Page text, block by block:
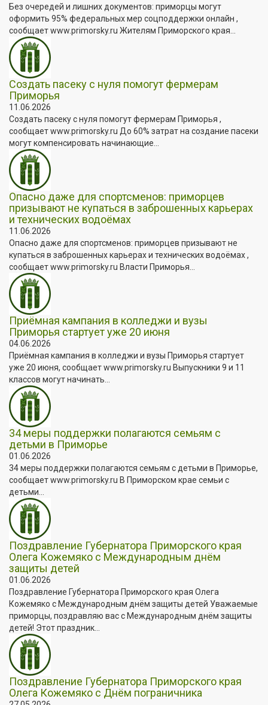
Без очередей и лишних документов: приморцы могут
оформить 95% федеральных мер соцподдержки онлайн ,
сообщает www.primorsky.ru Жителям Приморского края...
Создать пасеку с нуля помогут фермерам
Приморья
11.06.2026
Создать пасеку с нуля помогут фермерам Приморья ,
сообщает www.primorsky.ru До 60% затрат на создание пасеки
могут компенсировать начинающие...
Опасно даже для спортсменов: приморцев
призывают не купаться в заброшенных карьерах
и технических водоёмах
11.06.2026
Опасно даже для спортсменов: приморцев призывают не
купаться в заброшенных карьерах и технических водоёмах ,
сообщает www.primorsky.ru Власти Приморья...
Приёмная кампания в колледжи и вузы
Приморья стартует уже 20 июня
04.06.2026
Приёмная кампания в колледжи и вузы Приморья стартует
уже 20 июня, сообщает www.primorsky.ru Выпускники 9 и 11
классов могут начинать...
34 меры поддержки полагаются семьям с
детьми в Приморье
01.06.2026
34 меры поддержки полагаются семьям с детьми в Приморье,
сообщает www.primorsky.ru В Приморском крае семьи с
детьми...
Поздравление Губернатора Приморского края
Олега Кожемяко с Международным днём
защиты детей
01.06.2026
Поздравление Губернатора Приморского края Олега
Кожемяко с Международным днём защиты детей Уважаемые
приморцы, поздравляю вас с Международным днём защиты
детей! Этот праздник...
Поздравление Губернатора Приморского края
Олега Кожемяко с Днём пограничника